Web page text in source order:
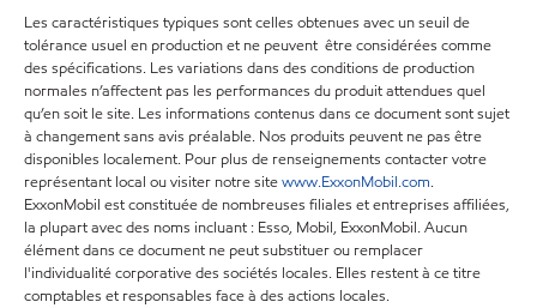
Les caractéristiques typiques sont celles obtenues avec un seuil de
tolérance usuel en production et ne peuvent être considérées comme
des spécifications. Les variations dans des conditions de production
normales n’affectent pas les performances du produit attendues quel
qu’en soit le site. Les informations contenus dans ce document sont sujet
à changement sans avis préalable. Nos produits peuvent ne pas être
disponibles localement. Pour plus de renseignements contacter votre
représentant local ou visiter notre sitewww.ExxonMobil.com.
ExxonMobil est constituée de nombreuses filiales et entreprises affiliées,
la plupart avec des noms incluant : Esso, Mobil, ExxonMobil. Aucun
élément dans ce document ne peut substituer ou remplacer
l'individualité corporative des sociétés locales. Elles restent à ce titre
comptables et responsables face à des actions locales.